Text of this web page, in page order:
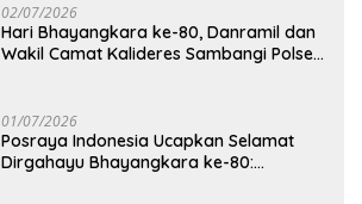
02/07/2026
Hari Bhayangkara ke-80, Danramil dan
Wakil Camat Kalideres Sambangi Polsek
01/07/2026
Posraya Indonesia Ucapkan Selamat
Dirgahayu Bhayangkara ke-80: